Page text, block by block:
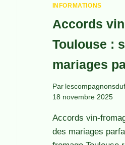
INFORMATIONS
Accords
Toulouse :
mariages
Par
18 novembre 2025
Accords vin-
des mariages